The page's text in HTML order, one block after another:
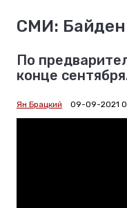
СМИ: Байден
По
конце
Ян Брацкий 09-09-2021